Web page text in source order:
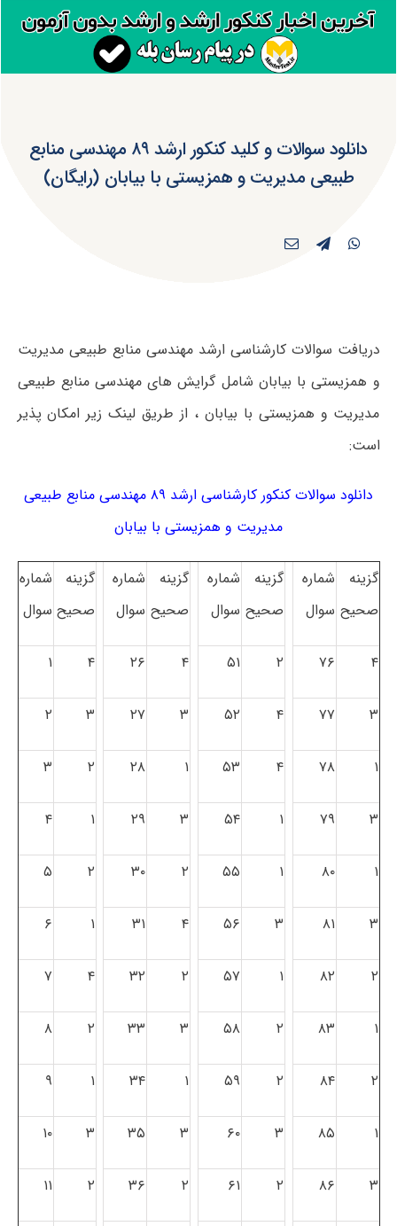
دانلود سوالات و کلید کنکور ارشد ۸۹ مهندسی منابع
طبیعی مدیریت و همزیستی با بیابان (رایگان)
دریافت سوالات کارشناسی ارشد مهندسی منابع طبیعی مدیریت
و همزیستی با بیابان شامل گرایش های مهندسی منابع طبیعی
مدیریت و همزیستی با بیابان ، از طریق لینک زیر امکان پذیر
است:
دانلود سوالات کنکور کارشناسی ارشد ۸۹ مهندسی منابع طبیعی
مدیریت و همزیستی با بیابان
گزینه
صحیح
شماره
سوال
گزینه
صحیح
شماره
سوال
گزینه
صحیح
شماره
سوال
گزینه
صحیح
شماره
سوال
۴ ۷۶ ۲ ۵۱ ۴ ۲۶ ۴ ۱
۳ ۷۷ ۴ ۵۲ ۳ ۲۷ ۳ ۲
۱ ۷۸ ۴ ۵۳ ۱ ۲۸ ۲ ۳
۳ ۷۹ ۱ ۵۴ ۳ ۲۹ ۱ ۴
۱ ۸۰ ۱ ۵۵ ۲ ۳۰ ۲ ۵
۳ ۸۱ ۳ ۵۶ ۴ ۳۱ ۱ ۶
۲ ۸۲ ۱ ۵۷ ۲ ۳۲ ۴ ۷
۱ ۸۳ ۲ ۵۸ ۳ ۳۳ ۲ ۸
۲ ۸۴ ۲ ۵۹ ۱ ۳۴ ۱ ۹
۱ ۸۵ ۳ ۶۰ ۳ ۳۵ ۳ ۱۰
۳ ۸۶ ۲ ۶۱ ۲ ۳۶ ۲ ۱۱